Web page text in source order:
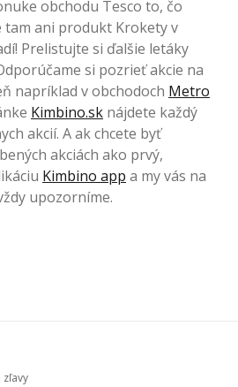
obchodu Tesco to, čo
tam ani produkt Krokety v
Prelistujte si ďalšie letáky
si pozrieť akcie na
napríklad v obchodoch Metro
Kimbino.sk nájdete každý
akcií. A ak chcete byť
akciách ako prvý,
Kimbino app a my vás na
upozorníme.
zľavy